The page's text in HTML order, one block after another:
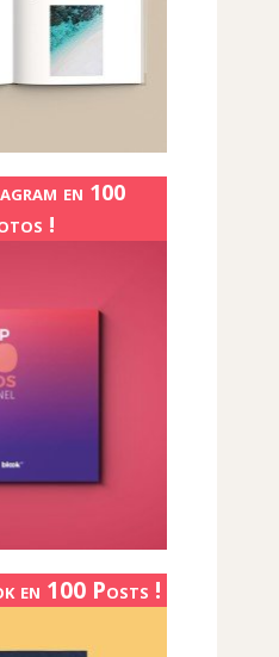
en 100
!
en 100 Posts !